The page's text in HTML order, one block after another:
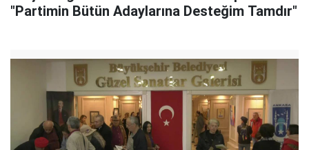
"Partimin Bütün Adaylarına Desteğim Tamdır"